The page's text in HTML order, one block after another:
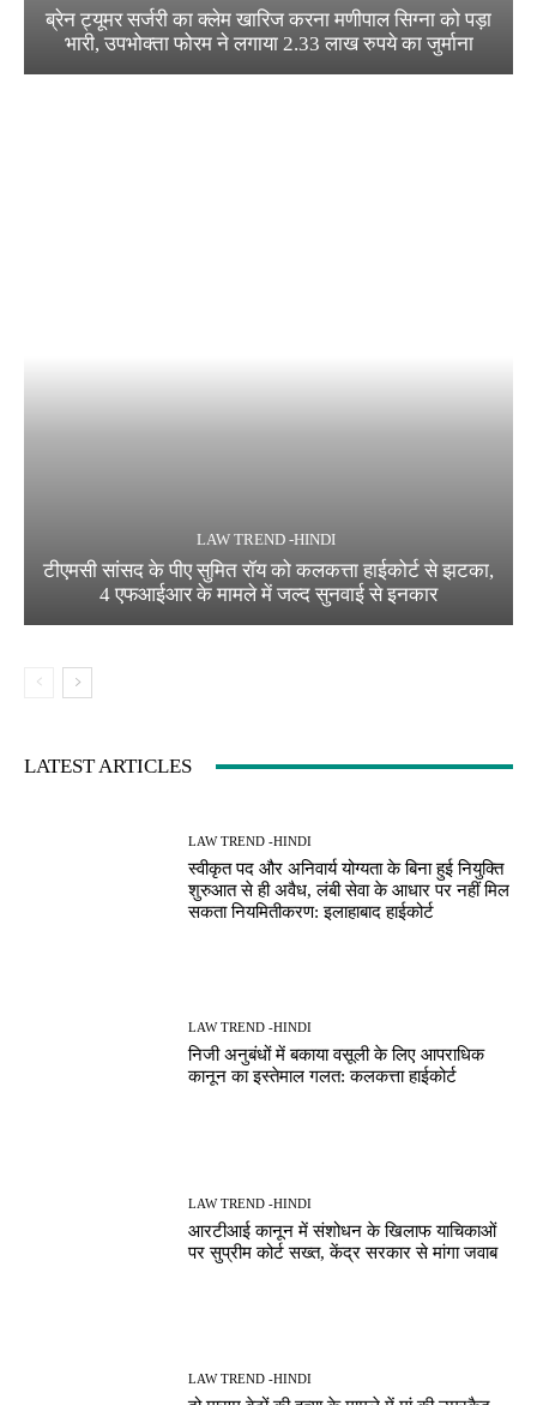
ब्रेन ट्यूमर सर्जरी का क्लेम खारिज करना मणीपाल सिग्ना को पड़ा
भारी, उपभोक्ता फोरम ने लगाया 2.33 लाख रुपये का जुर्माना
LAW TREND -HINDI
टीएमसी सांसद के पीए सुमित रॉय को कलकत्ता हाईकोर्ट से झटका,
4 एफआईआर के मामले में जल्द सुनवाई से इनकार
LATEST ARTICLES
LAW TREND -HINDI
स्वीकृत पद और अनिवार्य योग्यता के बिना हुई नियुक्ति
शुरुआत से ही अवैध, लंबी सेवा के आधार पर नहीं मिल
सकता नियमितीकरण: इलाहाबाद हाईकोर्ट
LAW TREND -HINDI
निजी अनुबंधों में बकाया वसूली के लिए आपराधिक
कानून का इस्तेमाल गलत: कलकत्ता हाईकोर्ट
LAW TREND -HINDI
आरटीआई कानून में संशोधन के खिलाफ याचिकाओं
पर सुप्रीम कोर्ट सख्त, केंद्र सरकार से मांगा जवाब
LAW TREND -HINDI